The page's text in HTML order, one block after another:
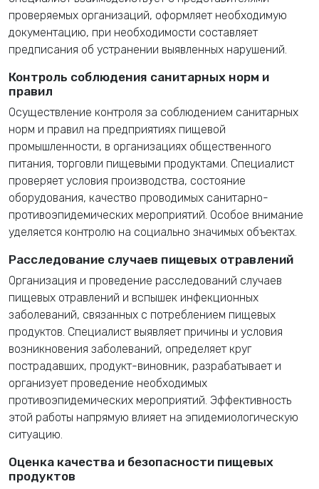
проверяемых организаций, оформляет необходимую
документацию, при необходимости составляет
предписания об устранении выявленных нарушений.
Контроль соблюдения санитарных норм и
правил
Осуществление контроля за соблюдением санитарных
норм и правил на предприятиях пищевой
промышленности, в организациях общественного
питания, торговли пищевыми продуктами. Специалист
проверяет условия производства, состояние
оборудования, качество проводимых санитарно-
противоэпидемических мероприятий. Особое внимание
уделяется контролю на социально значимых объектах.
Расследование случаев пищевых отравлений
Организация и проведение расследований случаев
пищевых отравлений и вспышек инфекционных
заболеваний, связанных с потреблением пищевых
продуктов. Специалист выявляет причины и условия
возникновения заболеваний, определяет круг
пострадавших, продукт-виновник, разрабатывает и
организует проведение необходимых
противоэпидемических мероприятий. Эффективность
этой работы напрямую влияет на эпидемиологическую
ситуацию.
Оценка качества и безопасности пищевых
продуктов